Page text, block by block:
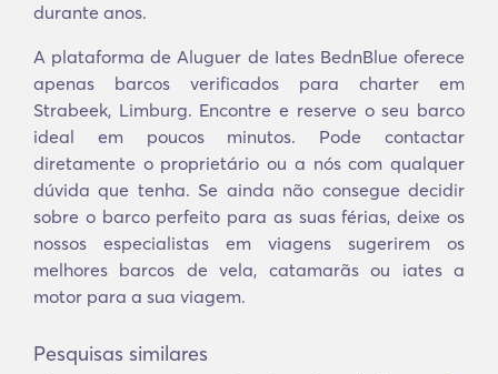
durante anos.
A plataforma de Aluguer de Iates BednBlue oferece
apenas barcos verificados para charter em
Strabeek, Limburg. Encontre e reserve o seu barco
ideal em poucos minutos. Pode contactar
diretamente o proprietário ou a nós com qualquer
dúvida que tenha. Se ainda não consegue decidir
sobre o barco perfeito para as suas férias, deixe os
nossos especialistas em viagens sugerirem os
melhores barcos de vela, catamarãs ou iates a
motor para a sua viagem.
Pesquisas similares